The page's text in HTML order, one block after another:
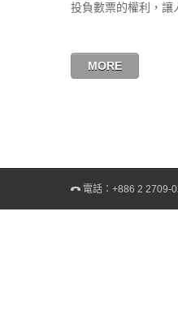
投負數票的權利，讓
MORE
電話： +886 2 2709-